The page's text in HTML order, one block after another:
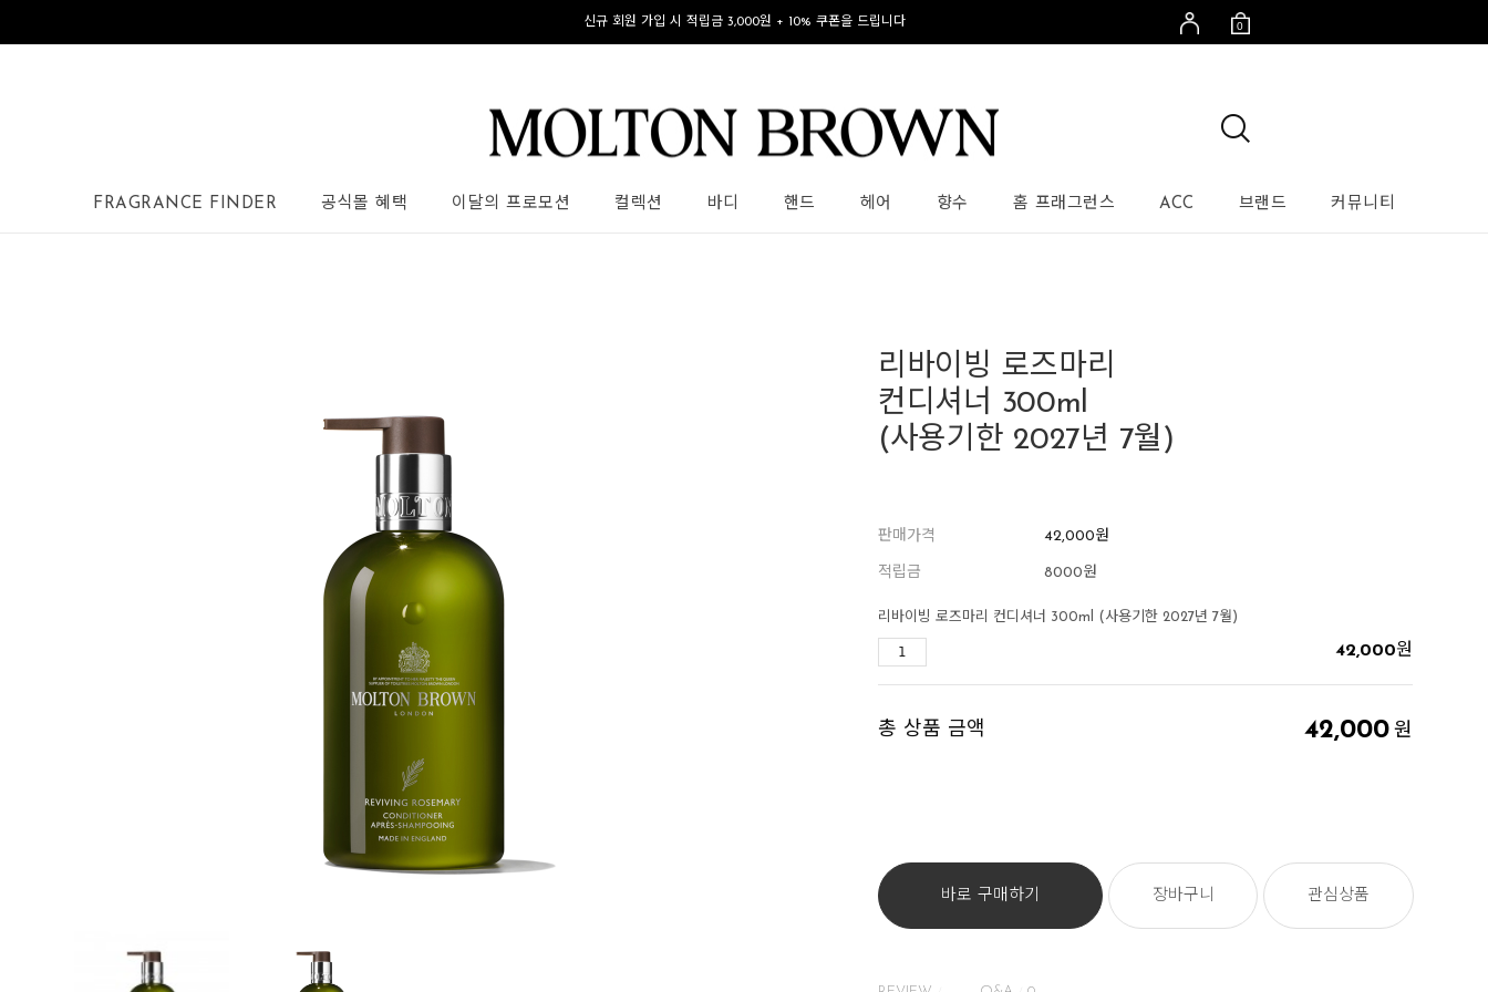
신규 회원 가입 시 적립금 3,000원 + 10% 쿠폰을 드립니다 0
FRAGRANCE FINDER 공식몰 혜택 이달의 프로모션 컬렉션 바디 핸드 헤어 향수 홈 프래그런스 ACC 브랜드 커뮤니티
리바이빙 로즈마리
컨디셔너 300ml
(사용기한 2027년 7월)
판매가격 42,000원
적립금 8000원
리바이빙 로즈마리 컨디셔너 300ml (사용기한 2027년 7월)
42,000원
총 상품 금액 42,000 원
바로 구매하기 장바구니 관심상품